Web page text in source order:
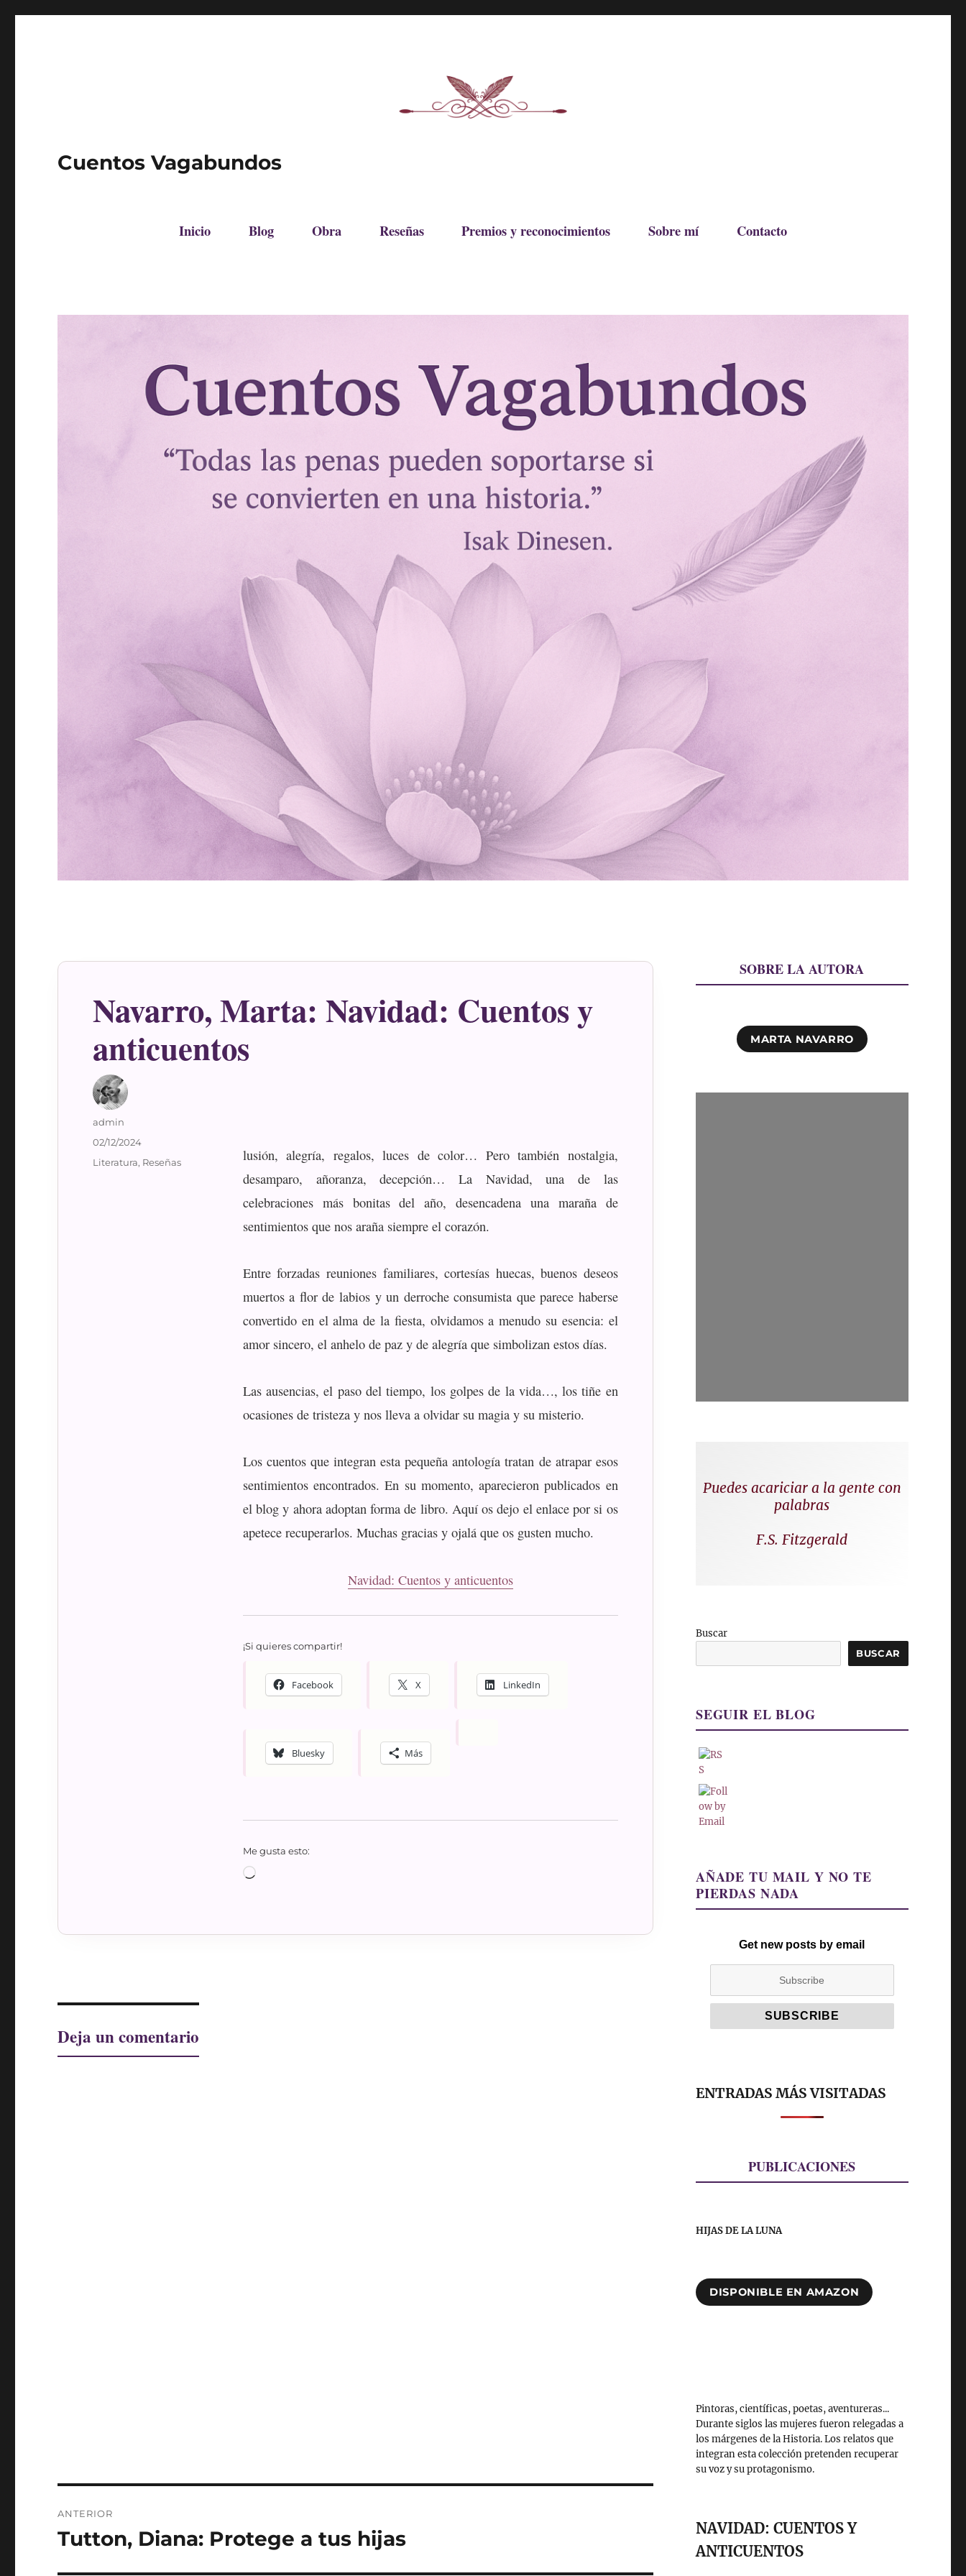
Cuentos Vagabundos
Inicio Blog Obra Reseñas Premios y reconocimientos Sobre mí Contacto
Navarro, Marta: Navidad: Cuentos y
anticuentos
lusión, alegría, regalos, luces de color… Pero también nostalgia,
desamparo, añoranza, decepción… La Navidad, una de las
celebraciones más bonitas del año, desencadena una maraña de
sentimientos que nos araña siempre el corazón.
Entre forzadas reuniones familiares, cortesías huecas, buenos deseos
muertos a flor de labios y un derroche consumista que parece haberse
convertido en el alma de la fiesta, olvidamos a menudo su esencia: el
amor sincero, el anhelo de paz y de alegría que simbolizan estos días.
Las ausencias, el paso del tiempo, los golpes de la vida…, los tiñe en
ocasiones de tristeza y nos lleva a olvidar su magia y su misterio.
Los cuentos que integran esta pequeña antología tratan de atrapar esos
sentimientos encontrados. En su momento, aparecieron publicados en
el blog y ahora adoptan forma de libro. Aquí os dejo el enlace por si os
apetece recuperarlos. Muchas gracias y ojalá que os gusten mucho.
Navidad: Cuentos y anticuentos
¡Si quieres compartir!
Facebook X LinkedIn
Bluesky Más
Me gusta esto:
Cargando...
Autor
admin
Publicado
el
02/12/2024
Categorías
Literatura, Reseñas
Deja un comentario
de
ANTERIOR
Entrada
Tutton, Diana: Protege a tus hijas
SOBRE LA AUTORA
MARTA NAVARRO
Puedes acariciar a la gente con
palabras
F.S. Fitzgerald
Buscar
BUSCAR
SEGUIR EL BLOG
AÑADE TU MAIL Y NO TE
PIERDAS NADA
Get new posts by email
ENTRADAS MÁS VISITADAS
PUBLICACIONES
HIJAS DE LA LUNA
DISPONIBLE EN AMAZON
Pintoras, científicas, poetas, aventureras...
Durante siglos las mujeres fueron relegadas a
los márgenes de la Historia. Los relatos que
integran esta colección pretenden recuperar
su voz y su protagonismo.
NAVIDAD: CUENTOS Y
ANTICUENTOS